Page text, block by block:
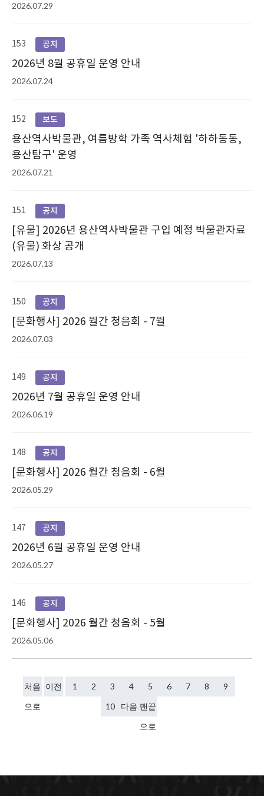
2026.07.29
153 공지
2026년 8월 공휴일 운영 안내
2026.07.24
152 보도
용산역사박물관, 여름방학 가족 역사체험 '하하동동,
용산탐구' 운영
2026.07.21
151 공지
[유물] 2026년 용산역사박물관 구입 예정 박물관자료
(유물) 화상 공개
2026.07.13
150 공지
[문화행사] 2026 월간 청음회 - 7월
2026.07.03
149 공지
2026년 7월 공휴일 운영 안내
2026.06.19
148 공지
[문화행사] 2026 월간 청음회 - 6월
2026.05.29
147 공지
2026년 6월 공휴일 운영 안내
2026.05.27
146 공지
[문화행사] 2026 월간 청음회 - 5월
2026.05.06
처음
으로
이전 1 2 3 4 5 6 7 8
9
10
다음 맨끝
으로